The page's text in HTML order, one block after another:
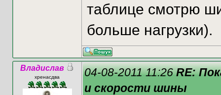
таблице смотрю
больше нагрузки).
Владислав
хренасдва 04-08-2011 11:26RE:
и скорости шины